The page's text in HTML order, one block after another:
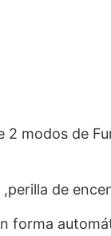
modos de
de
forma